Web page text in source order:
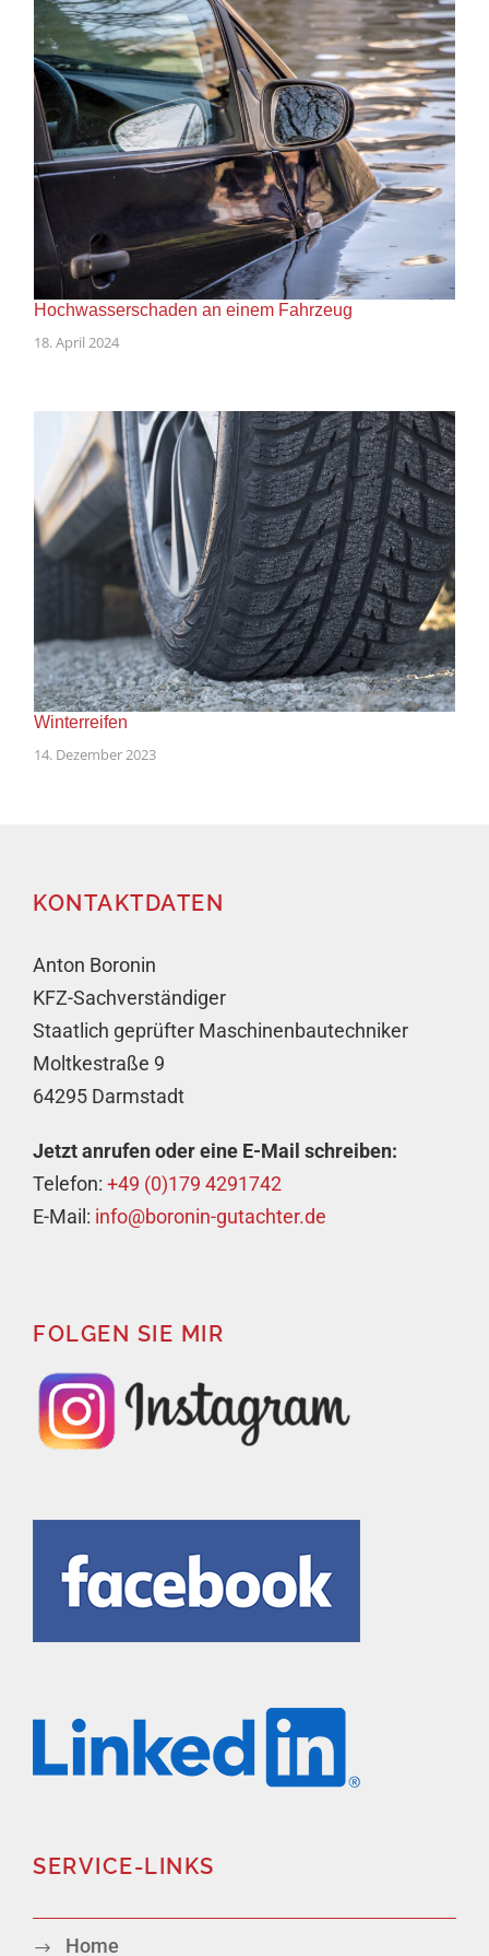
Hochwasserschaden an einem Fahrzeug
18. April 2024
Winterreifen
14. Dezember 2023
KONTAKTDATEN
Anton Boronin
KFZ-Sachverständiger
Staatlich geprüfter Maschinenbautechniker
Moltkestraße 9
64295 Darmstadt
Jetzt anrufen oder eine E-Mail schreiben:
Telefon: +49 (0)179 4291742
E-Mail: info@boronin-gutachter.de
FOLGEN SIE MIR
SERVICE-LINKS
Home